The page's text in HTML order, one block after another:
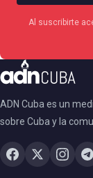
Al suscribirte
ADN Cuba es un
sobre Cuba y la